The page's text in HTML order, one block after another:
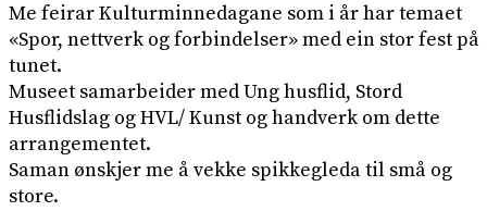
Me feirar Kulturminnedagane som i år har temaet
«Spor, nettverk og forbindelser» med ein stor fest på
tunet.
Museet samarbeider med Ung husflid, Stord
Husflidslag og HVL/ Kunst og handverk om dette
arrangementet.
Saman ønskjer me å vekke spikkegleda til små og
store.